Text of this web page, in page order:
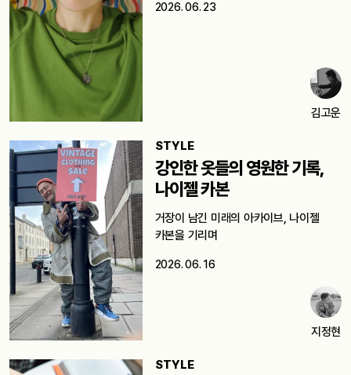
2026. 06. 23
김고운
STYLE
강인한 옷들의 영원한 기록,
나이젤 카본
거장이 남긴 미래의 아카이브, 나이젤
카본을 기리며
2026. 06. 16
지정현
STYLE